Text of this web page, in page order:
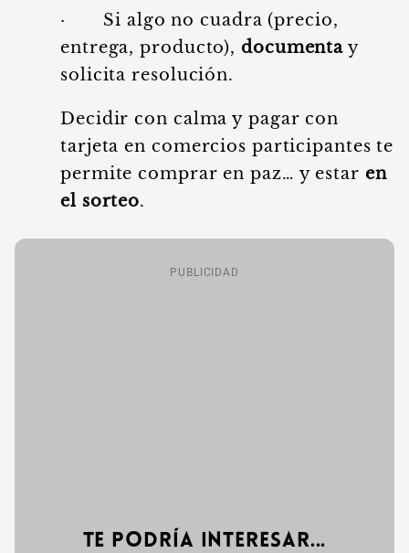
· Si algo no cuadra (precio,
entrega, producto), documenta y
solicita resolución.
Decidir con calma y pagar con
tarjeta en comercios participantes te
permite comprar en paz… y estar en
el sorteo.
PUBLICIDAD
Te podría interesar...